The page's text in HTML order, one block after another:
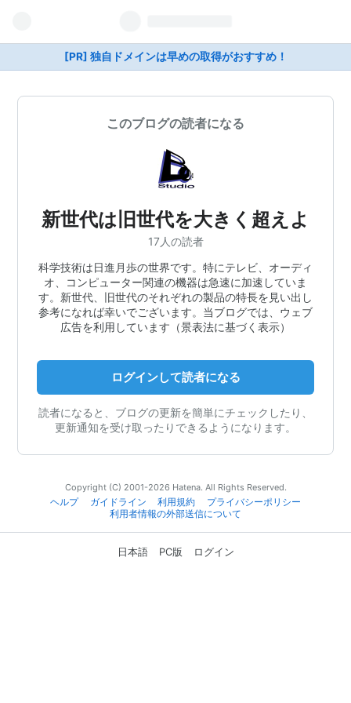
[PR] 独自ドメインは早めの取得がおすすめ！
このブログの読者になる
新世代は旧世代を大きく超えよ
17人の読者
科学技術は日進月歩の世界です。特にテレビ、オーディ
オ、コンピューター関連の機器は急速に加速していま
す。新世代、旧世代のそれぞれの製品の特長を見い出し
参考になれば幸いでございます。当ブログでは、ウェブ
広告を利用しています（景表法に基づく表示）
ログインして読者になる
読者になると、ブログの更新を簡単にチェックしたり、
更新通知を受け取ったりできるようになります。
Copyright (C) 2001-2026 Hatena. All Rights Reserved.
ヘルプ
ガイドライン 利用規約
プライバシーポリシー
利用者情報の外部送信について
日本語 PC版 ログイン